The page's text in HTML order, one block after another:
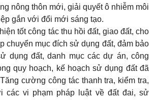
nông thôn mới, giải quyết ô nhiễm môi
gắn với đổi mới sáng tạo.
tốt công tác thu hồi đất, giao đất, cho
chuyển mục đích sử dụng đất, đảm bảo
dụng đất, danh mục các dự án, công
quy hoạch, kế hoạch sử dụng đất đã
cường công tác thanh tra, kiểm tra,
các vi phạm pháp luật về đất đai, sử